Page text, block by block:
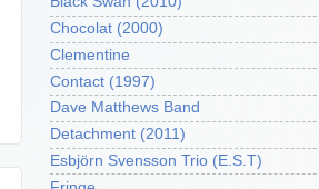
Chocolat (2000)
Clementine
Contact (1997)
Dave Matthews Band
Detachment (2011)
Esbjörn Svensson Trio (E.S.T)